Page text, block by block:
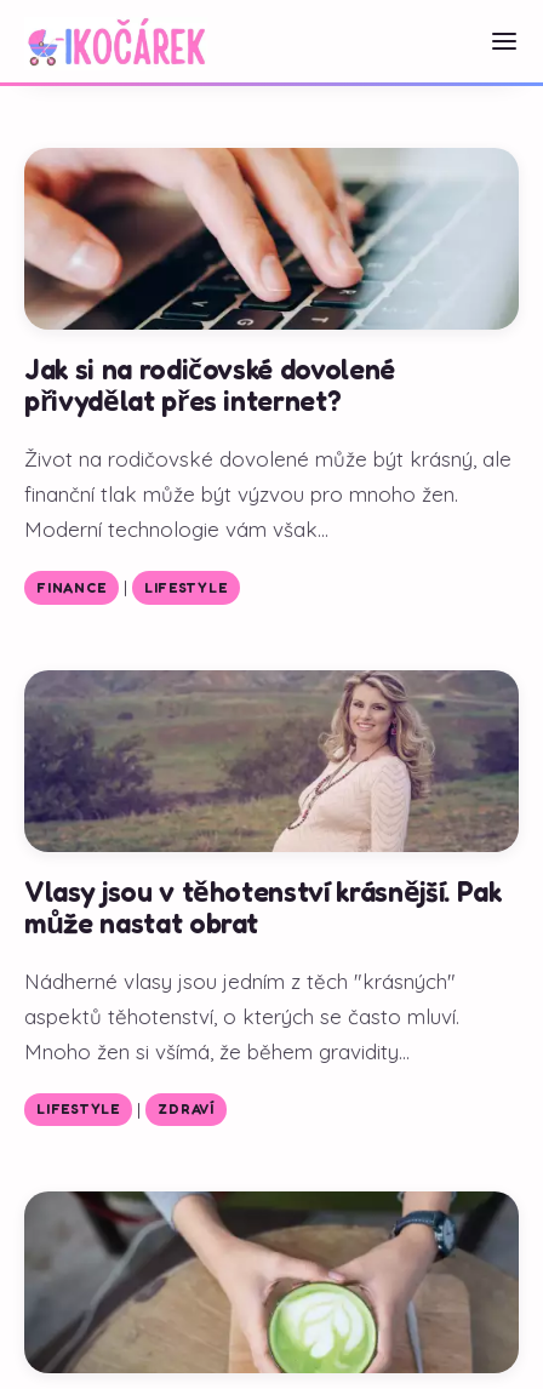
Jak si na rodičovské dovolené
přivydělat přes internet?
Život na rodičovské dovolené může být krásný, ale
finanční tlak může být výzvou pro mnoho žen.
Moderní technologie vám však...
FINANCE | LIFESTYLE
Vlasy jsou v těhotenství krásnější. Pak
může nastat obrat
Nádherné vlasy jsou jedním z těch "krásných"
aspektů těhotenství, o kterých se často mluví.
Mnoho žen si všímá, že během gravidity...
LIFESTYLE | ZDRAVÍ